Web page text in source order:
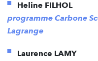
Heline FILHOL
programme Carbone
Lagrange
Laurence LAMY